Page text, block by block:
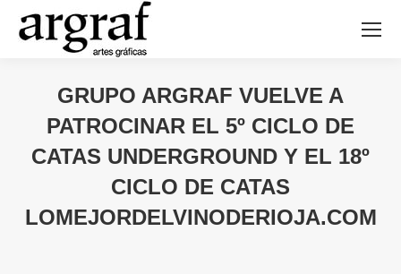
GRUPO ARGRAF VUELVE A
PATROCINAR EL 5º CICLO DE
CATAS UNDERGROUND Y EL 18º
CICLO DE CATAS
LOMEJORDELVINODERIOJA.COM